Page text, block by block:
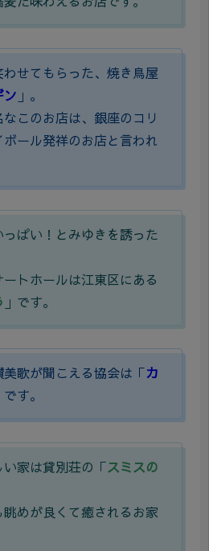
せてもらった、焼き鳥屋
ン 」。
このお店は、銀座のコリ
ール発祥のお店と言われ
ぱい！とみゆきを誘った
トホールは江東区にある
」です。
歌が聞こえる協会は「カ
す。
家は貸別荘の「スミスの
めが良くて癒されるお家